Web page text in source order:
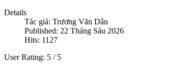
Details
Tác giả: Trương Văn Dân
Published: 22 Tháng Sáu 2026
Hits: 1127
User Rating: 5 / 5